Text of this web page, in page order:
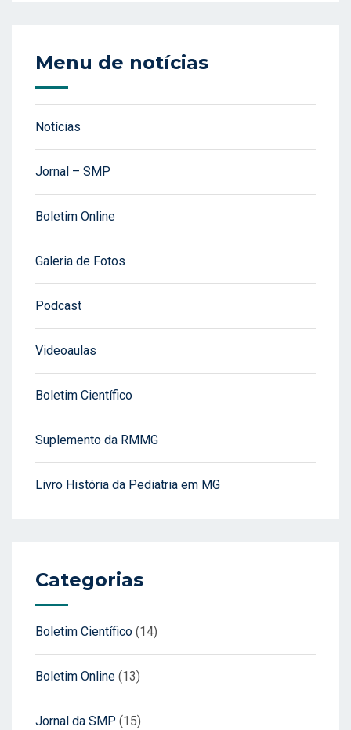
Menu de notícias
Notícias
Jornal – SMP
Boletim Online
Galeria de Fotos
Podcast
Videoaulas
Boletim Científico
Suplemento da RMMG
Livro História da Pediatria em MG
Categorias
Boletim Científico (14)
Boletim Online (13)
Jornal da SMP (15)